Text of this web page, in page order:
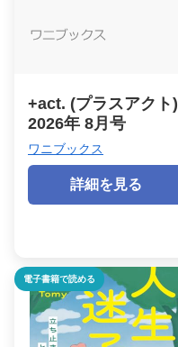
+act. (プラスアクト)
2026年 8月号
ワニブックス
詳細を見る
電子書籍で読める